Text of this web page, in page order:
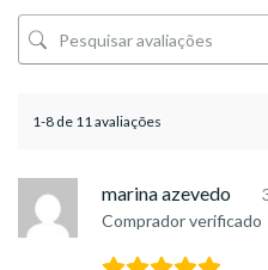
1-8 de 11 avaliações
marina azevedo
Comprador verificado